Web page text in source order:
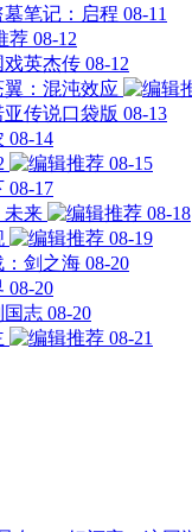
墓笔记：启程 08-11
08-12
戏英杰传 08-12
翼：混沌效应
亚传说口袋版 08-13
08-14
08-15
08-17
未来
08-18
08-19
：剑之海 08-20
08-20
国志 08-20
08-21